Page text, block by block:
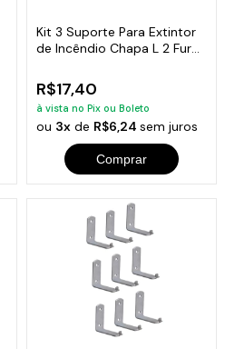
Kit 3 Suporte Para Extintor
de Incêndio Chapa L 2 Furo
R$17,40
à vista no Pix ou Boleto
ou 3xde R$6,24 sem juros
Comprar